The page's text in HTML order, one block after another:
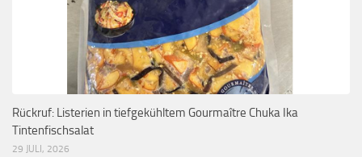
Rückruf: Listerien in tiefgekühltem Gourmaître Chuka Ika
Tintenfischsalat
29 JULI, 2026